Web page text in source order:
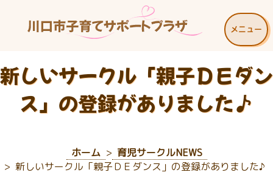
新しいサークル「親子ＤＥダン
ス」の登録がありました♪
ホーム
育児サークルNEWS
新しいサークル「親子ＤＥダンス」の登録がありました♪
メニュー